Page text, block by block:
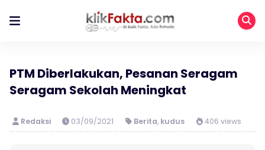
PTM Diberlakukan, Pesanan Seragam
Seragam Sekolah Meningkat
Redaksi 03/09/2021 Berita, kudus 406 views